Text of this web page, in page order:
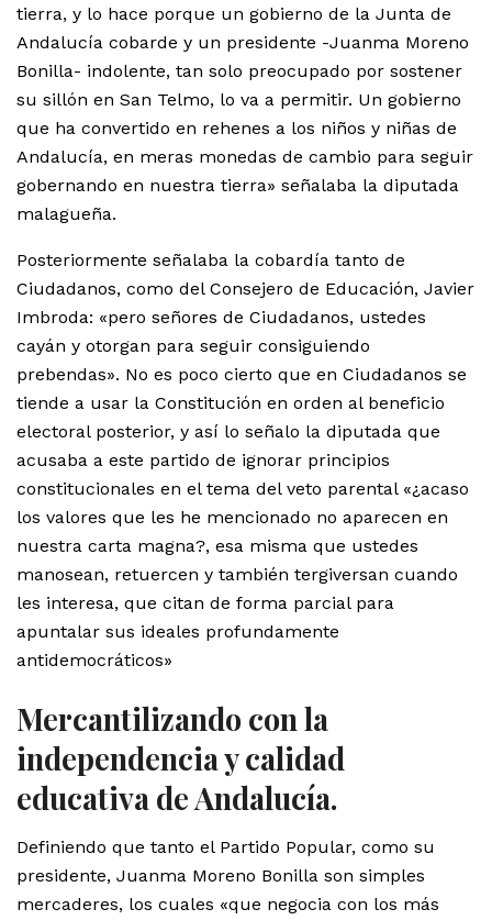
tierra, y lo hace porque un gobierno de la Junta de
Andalucía cobarde y un presidente -Juanma Moreno
Bonilla- indolente, tan solo preocupado por sostener
su sillón en San Telmo, lo va a permitir. Un gobierno
que ha convertido en rehenes a los niños y niñas de
Andalucía, en meras monedas de cambio para seguir
gobernando en nuestra tierra» señalaba la diputada
malagueña.
Posteriormente señalaba la cobardía tanto de
Ciudadanos, como del Consejero de Educación, Javier
Imbroda: «pero señores de Ciudadanos, ustedes
cayán y otorgan para seguir consiguiendo
prebendas». No es poco cierto que en Ciudadanos se
tiende a usar la Constitución en orden al beneficio
electoral posterior, y así lo señalo la diputada que
acusaba a este partido de ignorar principios
constitucionales en el tema del veto parental «¿acaso
los valores que les he mencionado no aparecen en
nuestra carta magna?, esa misma que ustedes
manosean, retuercen y también tergiversan cuando
les interesa, que citan de forma parcial para
apuntalar sus ideales profundamente
antidemocráticos»
Mercantilizando con la
independencia y calidad
educativa de Andalucía.
Definiendo que tanto el Partido Popular, como su
presidente, Juanma Moreno Bonilla son simples
mercaderes, los cuales «que negocia con los más